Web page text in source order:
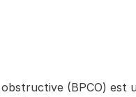
(BPCO) est